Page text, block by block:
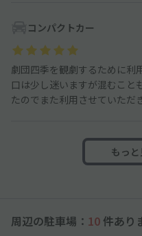
コンパクトカー
劇団四季を観劇するために利
口は少し迷いますが混むこと
たのでまた利用させていただ
もっ
周辺の駐車場： 10 件あり